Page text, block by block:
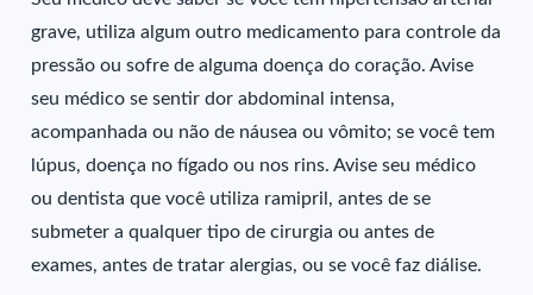
grave, utiliza algum outro medicamento para controle da
pressão ou sofre de alguma doença do coração. Avise
seu médico se sentir dor abdominal intensa,
acompanhada ou não de náusea ou vômito; se você tem
lúpus, doença no fígado ou nos rins. Avise seu médico
ou dentista que você utiliza ramipril, antes de se
submeter a qualquer tipo de cirurgia ou antes de
exames, antes de tratar alergias, ou se você faz diálise.